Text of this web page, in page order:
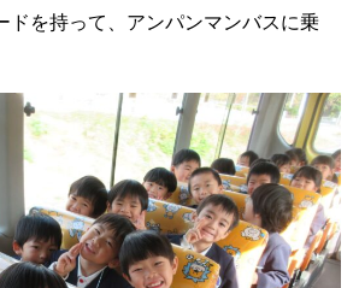
ドを持って、アンパンマンバスに乗